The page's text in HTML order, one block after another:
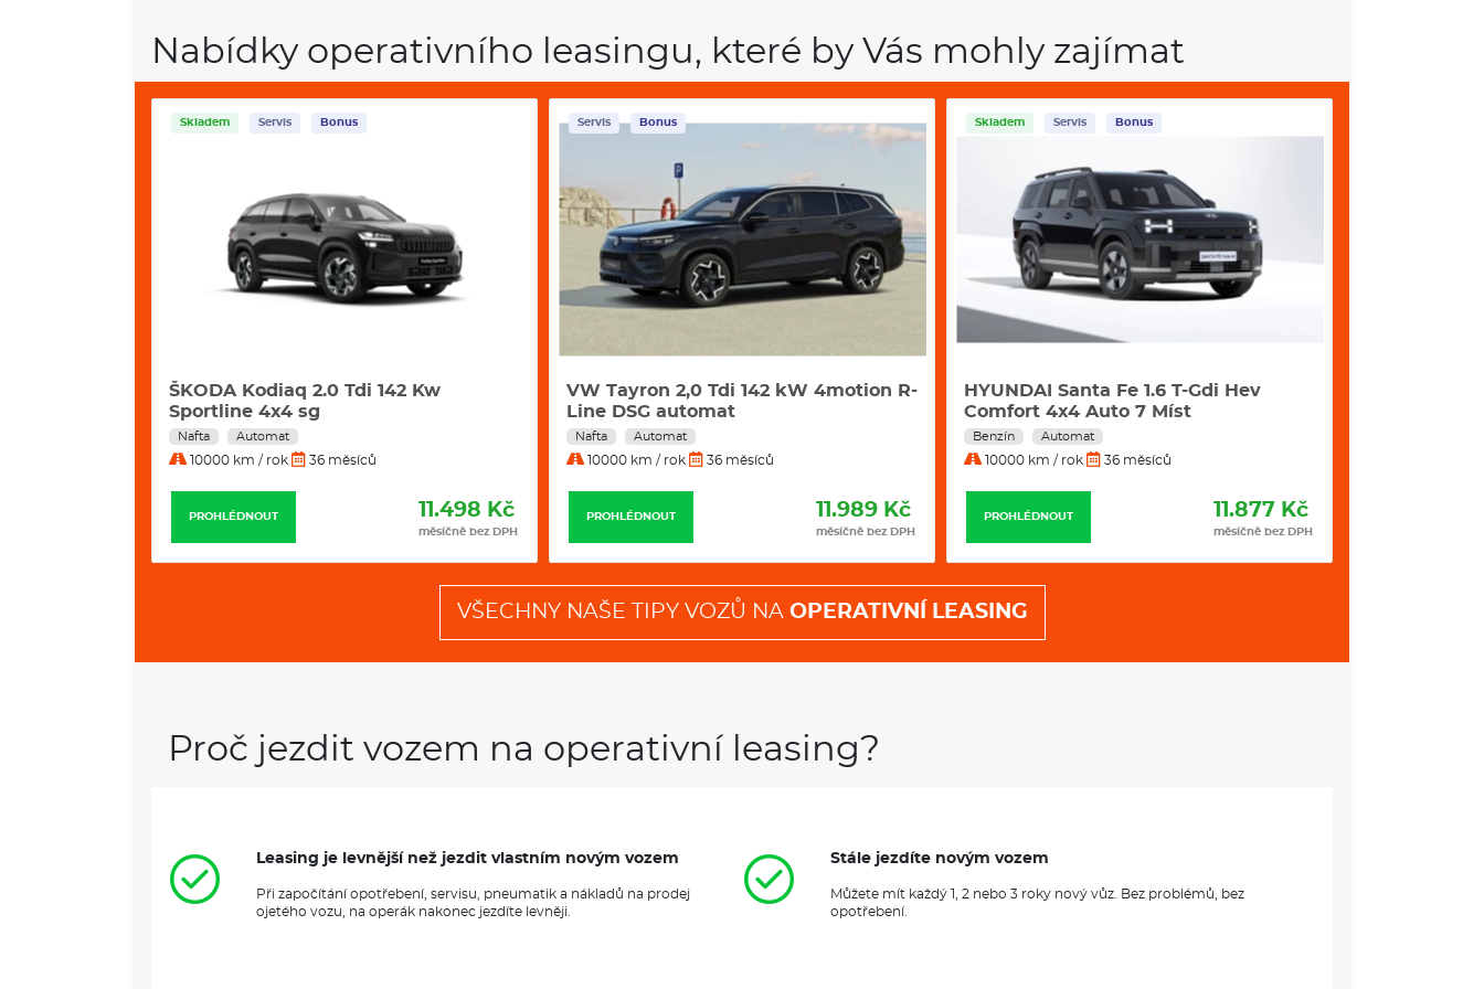
VÝBAVA:
Klimatizace
Nabídky operativního leasingu, které by Vás mohly zajímat
Skladem Servis Bonus
ŠKODA Kodiaq 2.0 Tdi 142 Kw
Sportline 4x4 sg
Nafta Automat
10000 km / rok 36 měsíců
PROHLÉDNOUT 11.498 Kč
měsíčně bez DPH
Servis Bonus
VW Tayron 2,0 Tdi 142 kW 4motion R-
Line DSG automat
Nafta Automat
10000 km / rok 36 měsíců
PROHLÉDNOUT 11.989 Kč
měsíčně bez DPH
Skladem Servis Bonus
HYUNDAI Santa Fe 1.6 T-Gdi Hev
Comfort 4x4 Auto 7 Míst
Benzín Automat
10000 km / rok 36 měsíců
PROHLÉDNOUT 11.877 Kč
měsíčně bez DPH
VŠECHNY NAŠE TIPY VOZŮ NA OPERATIVNÍ LEASING
Proč jezdit vozem na operativní leasing?
Leasing je levnější než jezdit vlastním novým vozem
Při započítání opotřebení, servisu, pneumatik a nákladů na prodej
ojetého vozu, na operák nakonec jezdíte levněji.
Stále jezdíte novým vozem
Můžete mít každý 1, 2 nebo 3 roky nový vůz. Bez problémů, bez
opotřebení.